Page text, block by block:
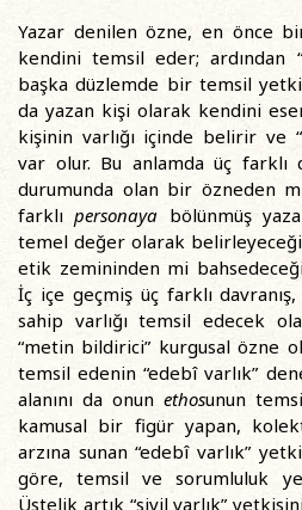
Yazar denilen özne, en önce
kendini temsil eder; ardından
başka düzlemde bir temsil
da yazan kişi olarak kendini
kişinin varlığı içinde belirir ve
var olur. Bu anlamda üç farklı
durumunda olan bir özneden
farklıpersonaya bölünmüş
temel değer olarak
etik zemininden mi
İç içe geçmiş üç farklı
sahip varlığı temsil edecek
“metin bildirici” kurgusal özne
temsil edenin “edebî varlık”
alanını da onun ethosunun
kamusal bir figür yapan,
arzına sunan “edebî varlık”
göre, temsil ve sorumluluk
Üstelik artık “sivil varlık”